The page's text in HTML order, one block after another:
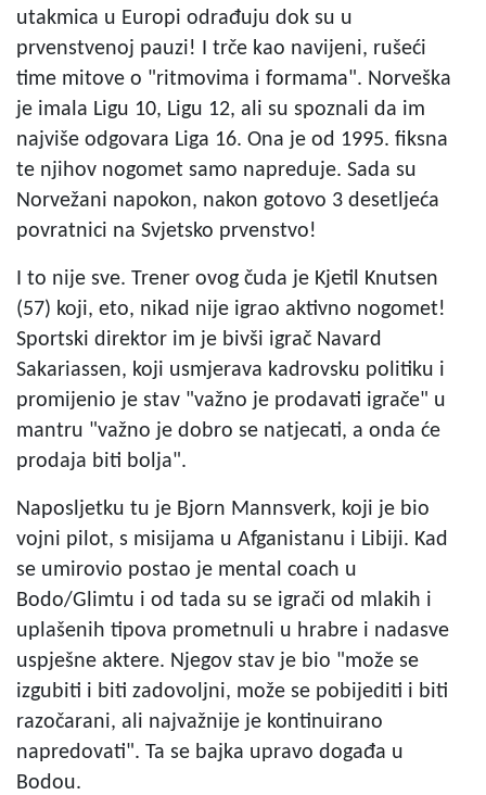
utakmica u Europi odrađuju dok su u
prvenstvenoj pauzi! I trče kao navijeni, rušeći
time mitove o "ritmovima i formama". Norveška
je imala Ligu 10, Ligu 12, ali su spoznali da im
najviše odgovara Liga 16. Ona je od 1995. fiksna
te njihov nogomet samo napreduje. Sada su
Norvežani napokon, nakon gotovo 3 desetljeća
povratnici na Svjetsko prvenstvo!
I to nije sve. Trener ovog čuda je Kjetil Knutsen
(57) koji, eto, nikad nije igrao aktivno nogomet!
Sportski direktor im je bivši igrač Navard
Sakariassen, koji usmjerava kadrovsku politiku i
promijenio je stav "važno je prodavati igrače" u
mantru "važno je dobro se natjecati, a onda će
prodaja biti bolja".
Naposljetku tu je Bjorn Mannsverk, koji je bio
vojni pilot, s misijama u Afganistanu i Libiji. Kad
se umirovio postao je mental coach u
Bodo/Glimtu i od tada su se igrači od mlakih i
uplašenih tipova prometnuli u hrabre i nadasve
uspješne aktere. Njegov stav je bio "može se
izgubiti i biti zadovoljni, može se pobijediti i biti
razočarani, ali najvažnije je kontinuirano
napredovati". Ta se bajka upravo događa u
Bodou.